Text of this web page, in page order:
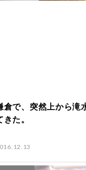
倉で、突然上から滝
きた。